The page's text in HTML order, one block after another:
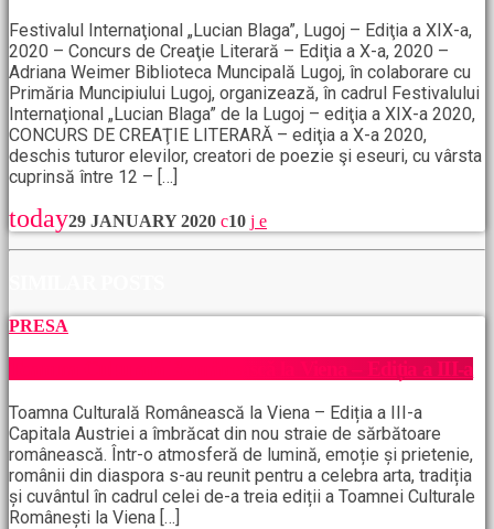
Festivalul Internaţional „Lucian Blaga”, Lugoj – Ediţia a XIX-a,
2020 – Concurs de Creaţie Literară – Ediţia a X-a, 2020 –
Adriana Weimer Biblioteca Muncipală Lugoj, în colaborare cu
Primăria Muncipiului Lugoj, organizează, în cadrul Festivalului
Internaţional „Lucian Blaga” de la Lugoj – ediţia a XIX-a 2020,
CONCURS DE CREAŢIE LITERARĂ – ediţia a X-a 2020,
deschis tuturor elevilor, creatori de poezie şi eseuri, cu vârsta
cuprinsă între 12 – […]
today29 JANUARY 2020 10
PRESA
Toamna Culturală Românească la Viena – Ediția a III-a
Toamna Culturală Românească la Viena – Ediția a III-a
Capitala Austriei a îmbrăcat din nou straie de sărbătoare
românească. Într-o atmosferă de lumină, emoție și prietenie,
românii din diaspora s-au reunit pentru a celebra arta, tradiția
și cuvântul în cadrul celei de-a treia ediții a Toamnei Culturale
Românești la Viena […]